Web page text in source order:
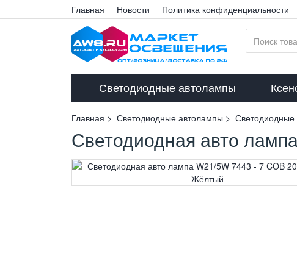
Главная Новости Политика конфиденциальности
Светодиодные автолампы
Главная Светодиодные автолампы
Светодиодная авто